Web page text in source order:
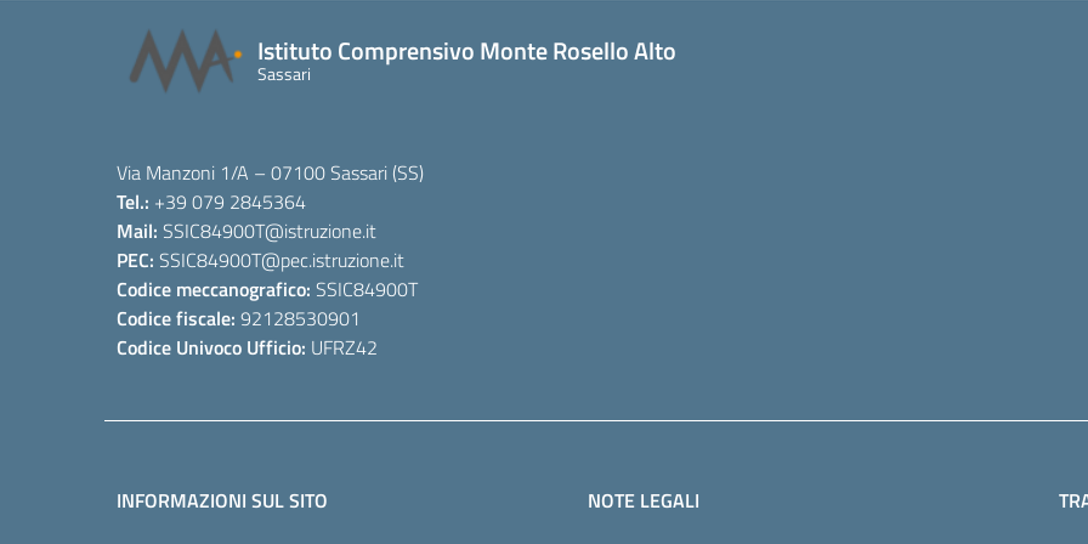
Istituto Comprensivo Monte Rosello Alto
Sassari
Via Manzoni 1/A – 07100 Sassari (SS)
Tel.: +39 079 2845364
Mail: SSIC84900T@istruzione.it
PEC: SSIC84900T@pec.istruzione.it
Codice meccanografico: SSIC84900T
Codice fiscale: 92128530901
Codice Univoco Ufficio: UFRZ42
INFORMAZIONI SUL SITO NOTE LEGALI